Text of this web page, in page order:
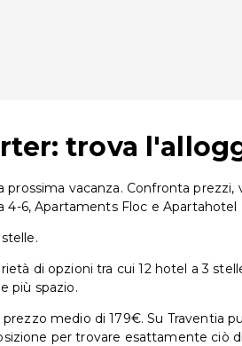
trova
vacanza. Confronta
4-6, Apartaments Floc e Apartahotel
di opzioni tra cui 12 hotel a 3
più spazio.
medio di 179€. Su
per trovare esattamente ciò